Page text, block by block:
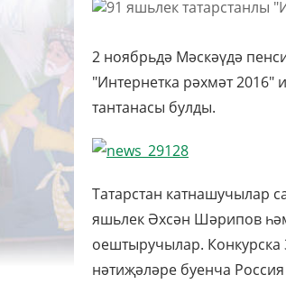
2 ноябрьдә Мәскәүдә
"Интернетка рәхмәт 2016"
тантанасы булды.
Татарстан катнашучылар
яшьлек Әхсән Шәрипов
оештыручылар.
нәтиҗәләре буенча